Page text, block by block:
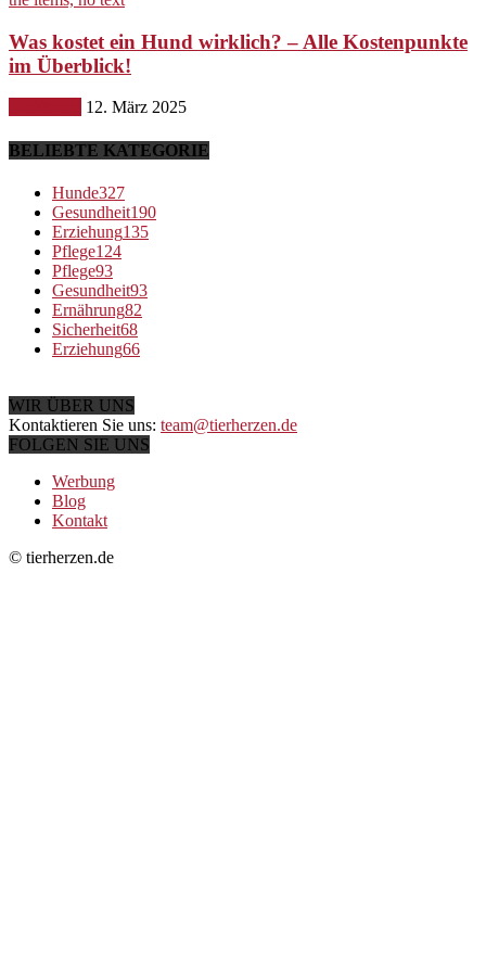
Was kostet ein Hund wirklich? – Alle Kostenpunkte
im Überblick!
12. März 2025
BELIEBTE KATEGORIE
Hunde327
Gesundheit190
Erziehung135
Pflege124
Pflege93
Gesundheit93
Ernährung82
Sicherheit68
Erziehung66
WIR ÜBER UNS
Kontaktieren Sie uns: team@tierherzen.de
FOLGEN SIE UNS
Werbung
Blog
Kontakt
© tierherzen.de